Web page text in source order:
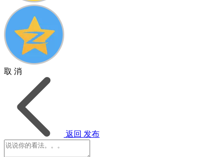
取 消
返回 发布